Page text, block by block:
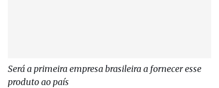
Será a primeira empresa brasileira a fornecer esse
produto ao país